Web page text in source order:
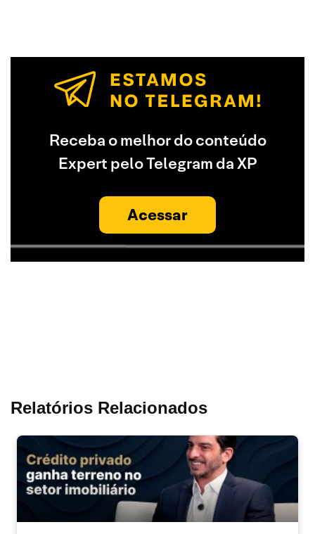
Receba o melhor do conteúdo
Expert pelo Telegram da XP
Acessar
Relatórios Relacionados